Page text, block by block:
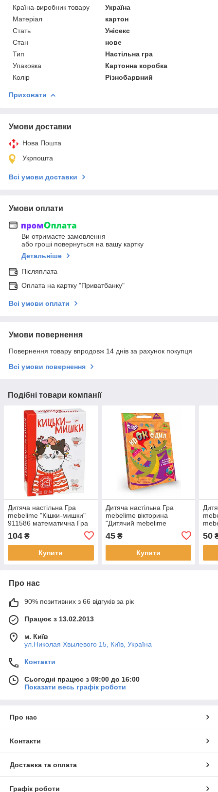
Країна-виробник товару
Україна
Матеріал
картон
Стать
Унісекс
Стан
нове
Тип
Настільна гра
Упаковка
Картонна коробка
Колір
Різнобарвний
Приховати
Умови доставки
Нова Пошта
Укрпошта
Всі умови доставки
Умови оплати
Ви отримаєте замовлення
або гроші повернуться на вашу картку
Детальніше
Післяплата
Оплата на картку "Приватбанку"
Всі умови оплати
Умови повернення
Повернення товару впродовж 14 днів за рахунок покупця
Всі умови повернення
Подібні товари компанії
Дитяча настільна Гра
mebelime "Кішки-мишки"
911586 математична Гра
104 ₴
Купити
Дитяча настільна Гра
mebelime вікторина
"Дитячий mebelime
крокодил"CROC-01-01U
укр. мовою
45₴
Купити
G-
50
Про нас
90% позитивних з 66 відгуків за рік
Працює з 13.02.2013
м. Київ
ул.Николая Хвылевого 15, Київ, Україна
Контакти
Сьогодні працює з 09:00 до 16:00
Показати весь графік роботи
Про нас
Контакти
Доставка та оплата
Графік роботи